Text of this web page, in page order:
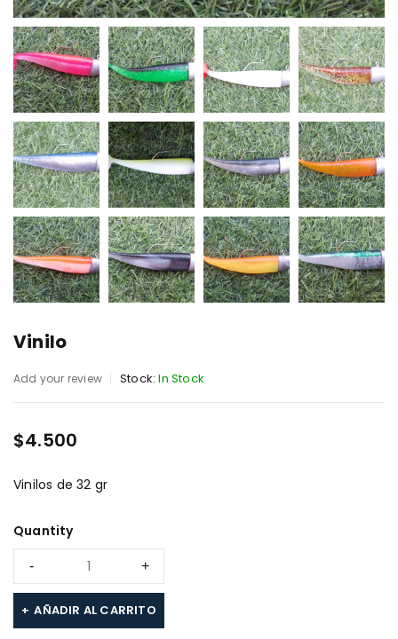
Vinilo
Add your review Stock: In Stock
$4.500
Vinilos de 32 gr
Quantity
AÑADIR AL CARRITO